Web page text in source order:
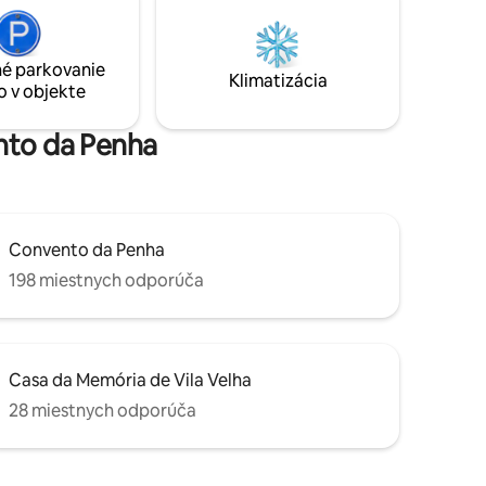
parkovanie
v objekte
Klimatizácia
da Penha
Convento da Penha
198 miestnych odporúča
Casa da Memória de Vila Velha
28 miestnych odporúča